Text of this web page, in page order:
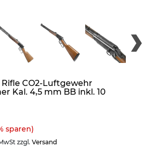
CO2-Luftgewehr
Kal. 4,5 mm BB inkl. 10
sparen)
zzgl. Versand